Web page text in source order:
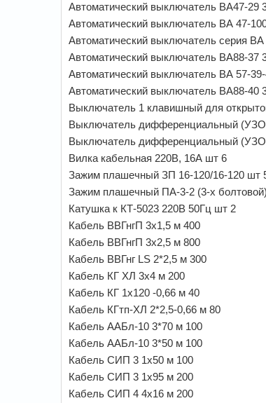
Автоматический выключатель ВА47-29
Автоматический выключатель ВА 47-
Автоматический выключатель серия
Автоматический выключатель ВА88-37
Автоматический выключатель ВА 57-
Автоматический выключатель ВА88-40
Выключатель 1 клавишный для
Выключатель дифференциальный
Выключатель дифференциальный
Вилка кабельная 220В, 16А шт 6
Зажим плашечный ЗП 16-120/16-120 шт
Зажим плашечный ПА-3-2 (3-х
Катушка к КТ-5023 220В 50Гц шт 2
Кабель ВВГнгП 3х1,5 м 400
Кабель ВВГнгП 3х2,5 м 800
Кабель ВВГнг LS 2*2,5 м 300
Кабель КГ ХЛ 3х4 м 200
Кабель КГ 1х120 -0,66 м 40
Кабель КГтп-ХЛ 2*2,5-0,66 м 80
Кабель ААБл-10 3*70 м 100
Кабель ААБл-10 3*50 м 100
Кабель СИП 3 1х50 м 100
Кабель СИП 3 1х95 м 200
Кабель СИП 4 4х16 м 200